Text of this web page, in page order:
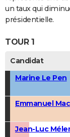
un taux qui
présidentielle.
TOUR 1
Candidat
Marine Le Pen
Emmanuel
Jean-Luc